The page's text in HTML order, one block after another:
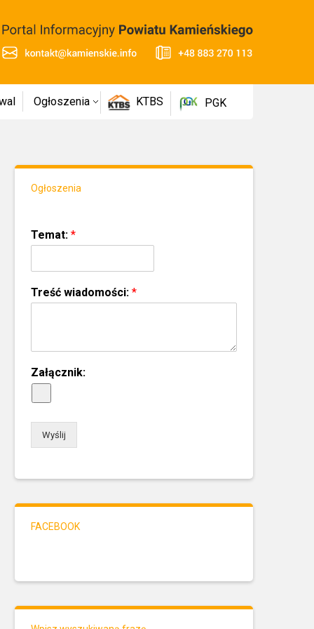
Ogłoszenia KTBS PGK
Ogłoszenia
Temat: *
Treść wiadomości: *
Załącznik:
Wyślij
FACEBOOK